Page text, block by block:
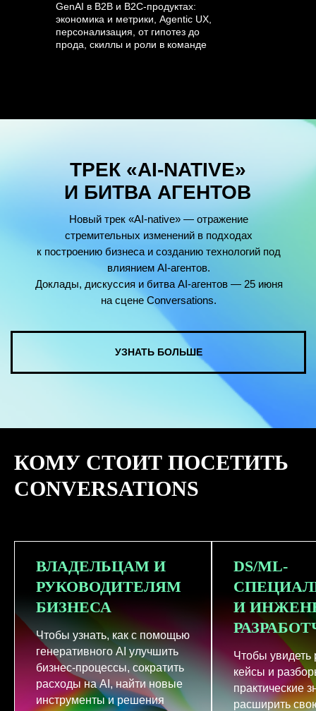
GenAI в B2B и B2C-продуктах:
экономика и метрики, Agentic UX,
персонализация, от гипотез до
прода, скиллы и роли в команде
КОМУ СТОИТ ПОСЕТИТЬ
CONVERSATIONS
ВЛАДЕЛЬЦАМ И
РУКОВОДИТЕЛЯМ
БИЗНЕСА
Чтобы узнать, как с помощью
генеративного AI улучшить
бизнес-процессы, сократить
расходы на AI, найти новые
инструменты и решения
DS/ML-
И
Чтобы увидеть
кейсы и
практические
расширить